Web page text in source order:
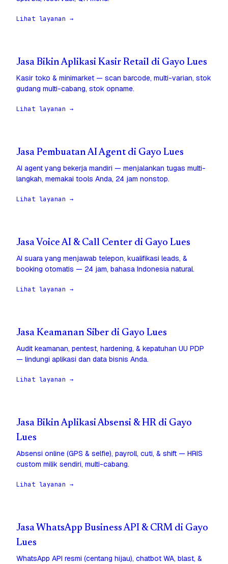
Lihat layanan →
Jasa Bikin Aplikasi Kasir Retail di Gayo Lues
Kasir toko & minimarket — scan barcode, multi-varian, stok
gudang multi-cabang, stok opname.
Lihat layanan →
Jasa Pembuatan AI Agent di Gayo Lues
AI agent yang bekerja mandiri — menjalankan tugas multi-
langkah, memakai tools Anda, 24 jam nonstop.
Lihat layanan →
Jasa Voice AI & Call Center di Gayo Lues
AI suara yang menjawab telepon, kualifikasi leads, &
booking otomatis — 24 jam, bahasa Indonesia natural.
Lihat layanan →
Jasa Keamanan Siber di Gayo Lues
Audit keamanan, pentest, hardening, & kepatuhan UU PDP
— lindungi aplikasi dan data bisnis Anda.
Lihat layanan →
Jasa Bikin Aplikasi Absensi & HR di Gayo
Lues
Absensi online (GPS & selfie), payroll, cuti, & shift — HRIS
custom milik sendiri, multi-cabang.
Lihat layanan →
Jasa WhatsApp Business API & CRM di Gayo
Lues
WhatsApp API resmi (centang hijau), chatbot WA, blast, &